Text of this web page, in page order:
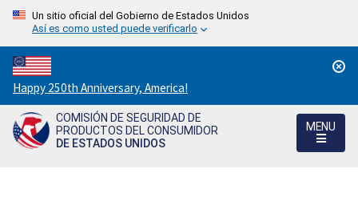
Un sitio oficial del Gobierno de Estados Unidos
Así es como usted puede verificarlo
Countdown
to
America's
250th
Happy 250th Anniversary, America!
COMISIÓN DE SEGURIDAD DE
PRODUCTOS DEL CONSUMIDOR
DE ESTADOS UNIDOS
MENU